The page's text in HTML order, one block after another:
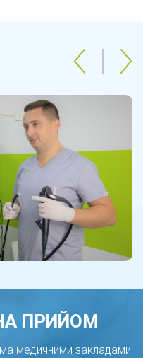
ПРИЙОМ
медичними закладами